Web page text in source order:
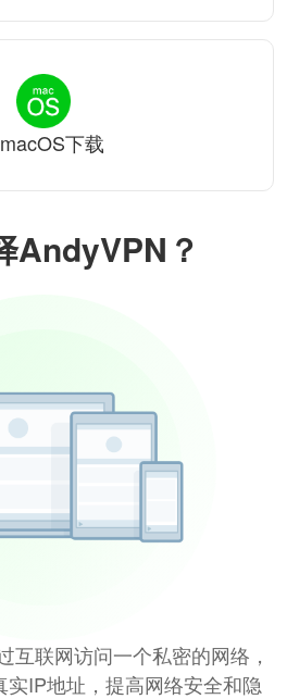
AndyVPN？
互联网访问一个私密的网络，
IP地址，提高网络安全和隐
macOS下载